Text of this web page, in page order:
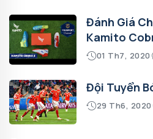
Đánh Giá
Kamito
01 Th7, 2020
Đội Tuyển
29 Th6, 2020